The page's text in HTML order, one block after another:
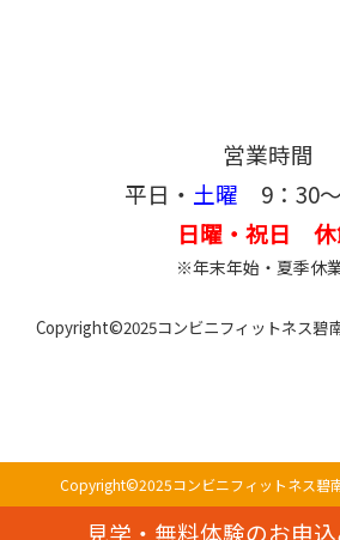
見学・無料体験のお申
営業時間
平日・ 土曜 9：30
日曜・祝日
※年末年始・夏季休
Copyright©2025コンビニフィットネス碧
Copyright©2025コンビニフィットネス碧